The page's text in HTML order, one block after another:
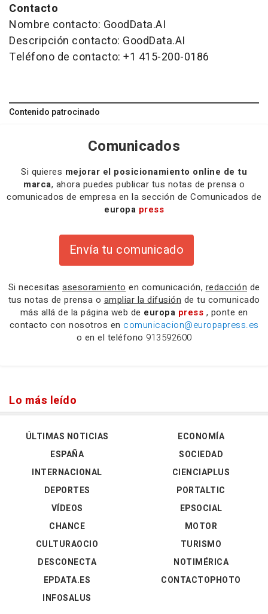
Contacto
Nombre contacto: GoodData.AI
Descripción contacto: GoodData.AI
Teléfono de contacto: +1 415-200-0186
Contenido patrocinado
Comunicados
Si quieres mejorar el posicionamiento online de tu
marca, ahora puedes publicar tus notas de prensa o
comunicados de empresa en la sección de Comunicados de
europa press
Envía tu comunicado
Si necesitas asesoramiento en comunicación, redacción de
tus notas de prensa o ampliar la difusión de tu comunicado
más allá de la página web de europa press , ponte en
contacto con nosotros en comunicacion@europapress.es
o en el teléfono 913592600
Lo más leído
ÚLTIMAS NOTICIAS
ESPAÑA
INTERNACIONAL
DEPORTES
VÍDEOS
ECONOMÍA
SOCIEDAD
CIENCIAPLUS
PORTALTIC
EPSOCIAL
CHANCE
CULTURAOCIO
DESCONECTA
EPDATA.ES
INFOSALUS
MOTOR
TURISMO
NOTIMÉRICA
CONTACTOPHOTO